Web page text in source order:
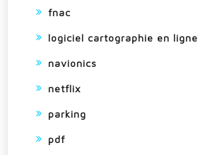
fnac
logiciel cartographie en ligne
navionics
netflix
parking
pdf